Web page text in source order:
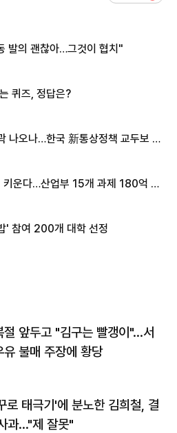
발의 괜찮아…그것이 협치"
퀴즈, 정답은?
나오나…한국 新통상정책 교두보 활
키운다…산업부 15개 과제 180억 지
' 참여 200개 대학 선정
절 앞두고 "김구는 빨갱이"…서
유 불매 주장에 황당
로 태극기'에 분노한 김희철, 결
과…"제 잘못"